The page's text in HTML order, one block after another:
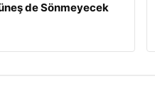
de Sönmeyecek